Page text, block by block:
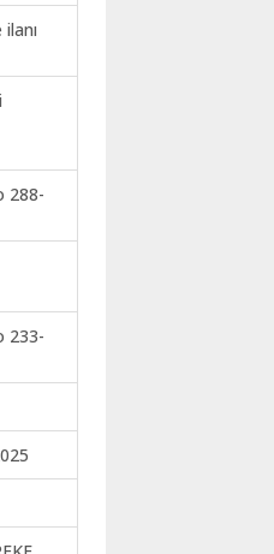
288-
233-